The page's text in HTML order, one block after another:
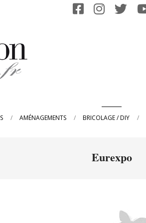
AMÉNAGEMENTS BRICOLAGE / DIY
Eurexpo